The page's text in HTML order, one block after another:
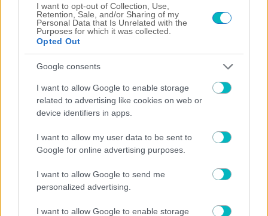
I want to opt-out of Collection, Use,
Retention, Sale, and/or Sharing of my
Personal Data that Is Unrelated with the
Purposes for which it was collected.
Opted Out
Google consents
I want to allow Google to enable storage
related to advertising like cookies on web or
device identifiers in apps.
I want to allow my user data to be sent to
Google for online advertising purposes.
I want to allow Google to send me
personalized advertising.
I want to allow Google to enable storage
Play
Watch on
Wild Bear Sneaks Into Couple's Wedding
Photos
ΠΕΡΙΣΣΟΤΕΡΑ ΑΡΘΡΑ